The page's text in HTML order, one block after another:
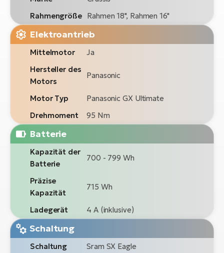
Rahmengröße Rahmen 18", Rahmen 16"
Elektroantrieb
Mittelmotor
Ja
Hersteller des
Motors
Panasonic
Motor Typ
Panasonic GX Ultimate
Drehmoment
95 Nm
Batterie
Kapazität der
Batterie
700 - 799 Wh
Präzise
Kapazität
715 Wh
Ladegerät 4 A (inklusive)
Schaltung
Schaltung
Sram SX Eagle